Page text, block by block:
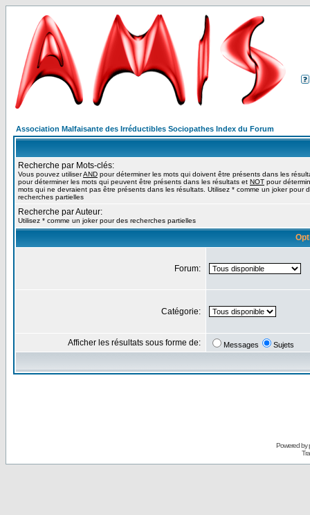
Association Malfaisante des Irréductibles Sociopathes Index du Forum
Recherche par Mots-clés:
Vous pouvez utiliserAND pour déterminer les mots qui doivent être présents dans les
pour déterminer les mots qui peuvent être présents dans les résultats et NOT pour
mots qui ne devraient pas être présents dans les résultats. Utilisez * comme un joker pour
recherches partielles
Recherche par Auteur:
Utilisez * comme un joker pour des recherches partielles
Forum:
Catégorie:
Afficher les résultats sous forme de: Messages Sujets
Powered by